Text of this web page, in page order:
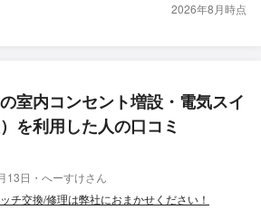
2026年8月時点
室内コンセント増設・電気スイ
を利用した人の口コミ
13日・へーすけさん
チ交換/修理は弊社におまかせください！